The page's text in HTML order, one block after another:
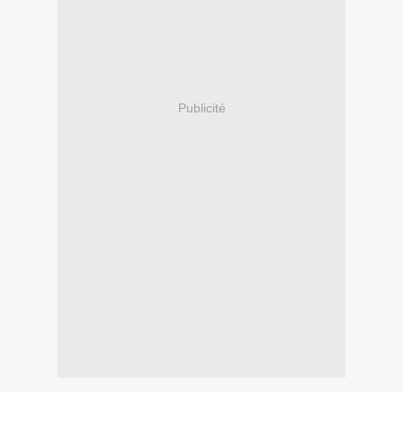
Publicité